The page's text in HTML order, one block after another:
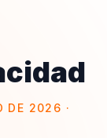
DE 2026 ·